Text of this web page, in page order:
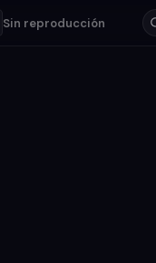
Sin reproducción